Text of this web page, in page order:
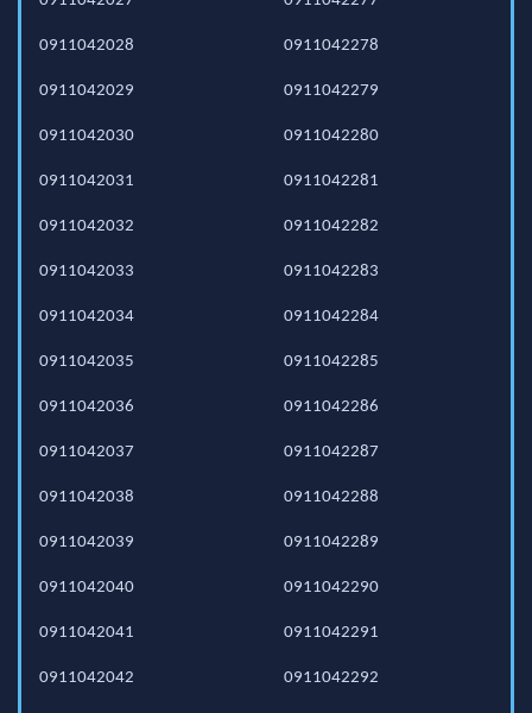
0911042028
0911042029
0911042030
0911042031
0911042032
0911042033
0911042034
0911042035
0911042036
0911042037
0911042038
0911042039
0911042040
0911042041
0911042042
0911042278
0911042279
0911042280
0911042281
0911042282
0911042283
0911042284
0911042285
0911042286
0911042287
0911042288
0911042289
0911042290
0911042291
0911042292